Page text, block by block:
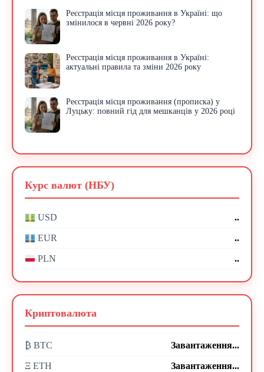
Реєстрація місця проживання в Україні: що
змінилося в червні 2026 року?
Реєстрація місця проживання в Україні:
актуальні правила та зміни 2026 року
Реєстрація місця проживання (прописка) у
Луцьку: повний гід для мешканців у 2026 році
Курс валют (НБУ)
USD ..
EUR ..
PLN ..
Криптовалюта
₿ BTC Завантаження...
Ξ ETH Завантаження...